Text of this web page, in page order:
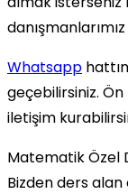
Whatsapp
geçebilirsiniz.
iletişim
Matematik Özel
Bizden ders